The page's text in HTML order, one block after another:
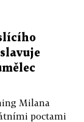
Milana
poctami